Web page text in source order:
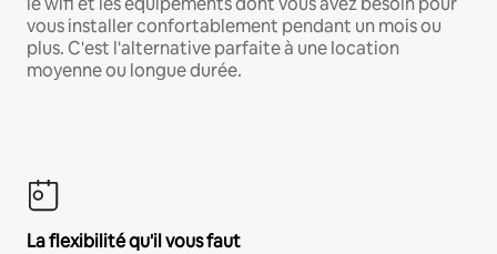
vous installer confortablement pendant un mois ou
plus. C'est l'alternative parfaite à une location
moyenne ou longue durée.
La flexibilité qu'il vous faut